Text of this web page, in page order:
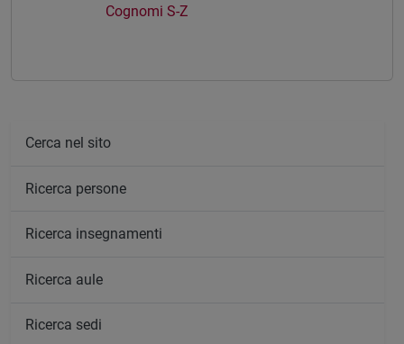
Cognomi S-Z
Cerca nel sito
Ricerca persone
Ricerca insegnamenti
Ricerca aule
Ricerca sedi